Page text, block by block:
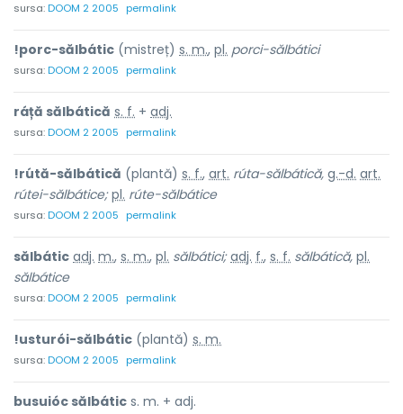
sursa:DOOM 2 2005 permalink
!porc-sălbátic (mistreț) s. m., pl. porci-sălbátici
sursa:DOOM 2 2005 permalink
ráță sălbátică s. f. + adj.
sursa:DOOM 2 2005 permalink
!rútă-sălbátică (plantă) s. f., art. rúta-sălbátică, g.-d. art.
rútei-sălbátice; pl. rúte-sălbátice
sursa:DOOM 2 2005 permalink
sălbátic adj. m., s. m., pl. sălbátici; adj. f., s. f. sălbátică, pl.
sălbátice
sursa:DOOM 2 2005 permalink
!usturói-sălbátic (plantă) s. m.
sursa:DOOM 2 2005 permalink
busuióc sălbátic s. m. + adj.